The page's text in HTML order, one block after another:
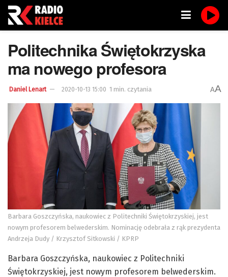
Politechnika Świętokrzyska
ma nowego profesora
Daniel Lenart 2020-10-13 15:00 1 min. czytania AA
Barbara Goszczyńska, naukowiec z Politechniki Świętokrzyskiej, jest
nowym profesorem belwederskim. Nominację odebrała z rąk prezydenta
Andrzeja Dudy / Krzysztof Sitkowski / KPRP
Barbara Goszczyńska, naukowiec z Politechniki
Świętokrzyskiej, jest nowym profesorem belwederskim.